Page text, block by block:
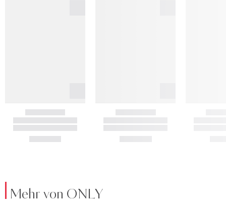
Mehr von ONLY